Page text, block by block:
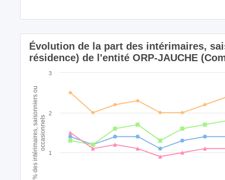
% des intérimaires, saisonniers ouoccasionnels
Évolution de la part des intérimaires,
résidence) de l'entité ORP-JAUCHE
1
2
3